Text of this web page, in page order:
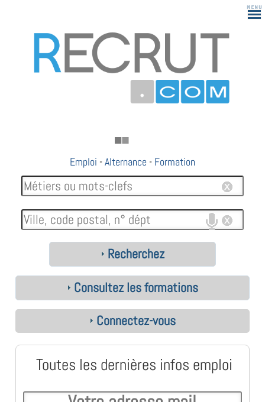
183
Emploi -Alternance - Formation
Recherchez
Consultez les formations
Connectez-vous
Toutes les dernières infos emploi